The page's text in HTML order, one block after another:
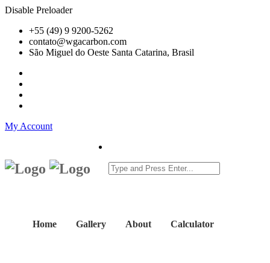
Disable Preloader
+55 (49) 9 9200-5262
contato@wgacarbon.com
São Miguel do Oeste Santa Catarina, Brasil
My Account
Home Gallery About Calculator